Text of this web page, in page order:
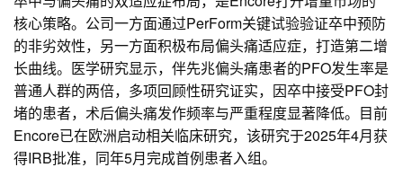
核心策略。公司一方面通过PerForm关键试验验证卒中预防
的非劣效性，另一方面积极布局偏头痛适应症，打造第二增
长曲线。医学研究显示，伴先兆偏头痛患者的PFO发生率是
普通人群的两倍，多项回顾性研究证实，因卒中接受PFO封
堵的患者，术后偏头痛发作频率与严重程度显著降低。目前
Encore已在欧洲启动相关临床研究，该研究于2025年4月获
得IRB批准，同年5月完成首例患者入组。